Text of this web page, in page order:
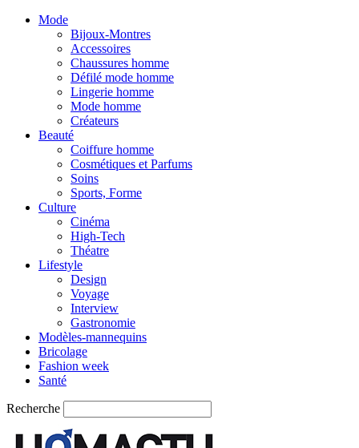
Mode
Bijoux-Montres
Accessoires
Chaussures homme
Défilé mode homme
Lingerie homme
Mode homme
Créateurs
Beauté
Coiffure homme
Cosmétiques et Parfums
Soins
Sports, Forme
Culture
Cinéma
High-Tech
Théatre
Lifestyle
Design
Voyage
Interview
Gastronomie
Modèles-mannequins
Bricolage
Fashion week
Santé
Recherche